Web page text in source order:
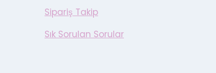
Sipariş Takip
Sık Sorulan Sorular